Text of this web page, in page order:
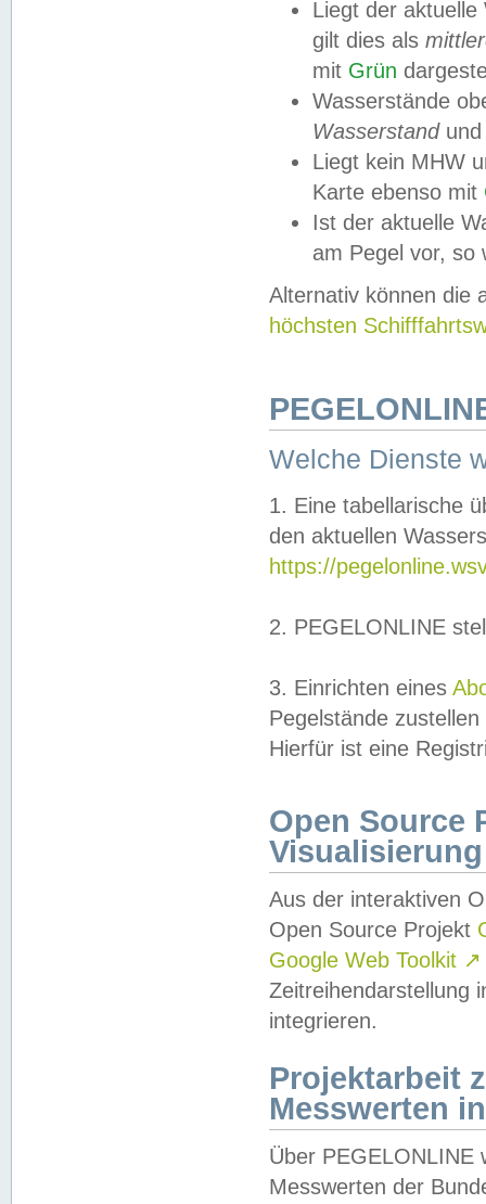
Liegt der
gilt dies als
mit Grün
Wasserstände
Wasserstandund
Liegt kein MHW
Karte ebenso mit
Ist der aktuelle
am Pegel vor,
Alternativ können die
höchsten
Welche Dienste
1. Eine tabellarische
den aktuellen
https://
2. PEGELONLINE
3. Einrichten eines
Pegelstände
Hierfür ist eine
Open Source
Visualisierung
Aus der interaktiven
Open Source Projekt
Google Web Toolkit ↗
Zeitreihendarstellung
integrieren.
Projektarbeit
Messwerten
Über PEGELONLINE
Messwerten der